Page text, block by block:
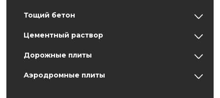
Тощий бетон
Цементный раствор
Дорожные плиты
Аэродромные плиты